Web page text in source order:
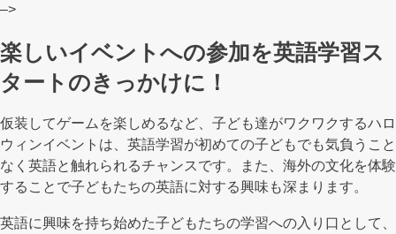
–>
楽しいイベントへの参加を英語学習ス
タートのきっかけに！
仮装してゲームを楽しめるなど、子ども達がワクワクするハロ
ウィンイベントは、英語学習が初めての子どもでも気負うこと
なく英語と触れられるチャンスです。また、海外の文化を体験
することで子どもたちの英語に対する興味も深まります。
英語に興味を持ち始めた子どもたちの学習への入り口として、